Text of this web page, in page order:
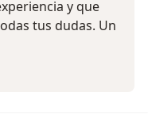
y que
tus dudas. Un